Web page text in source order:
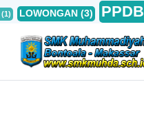
(1) LOWONGAN (3) PPDB